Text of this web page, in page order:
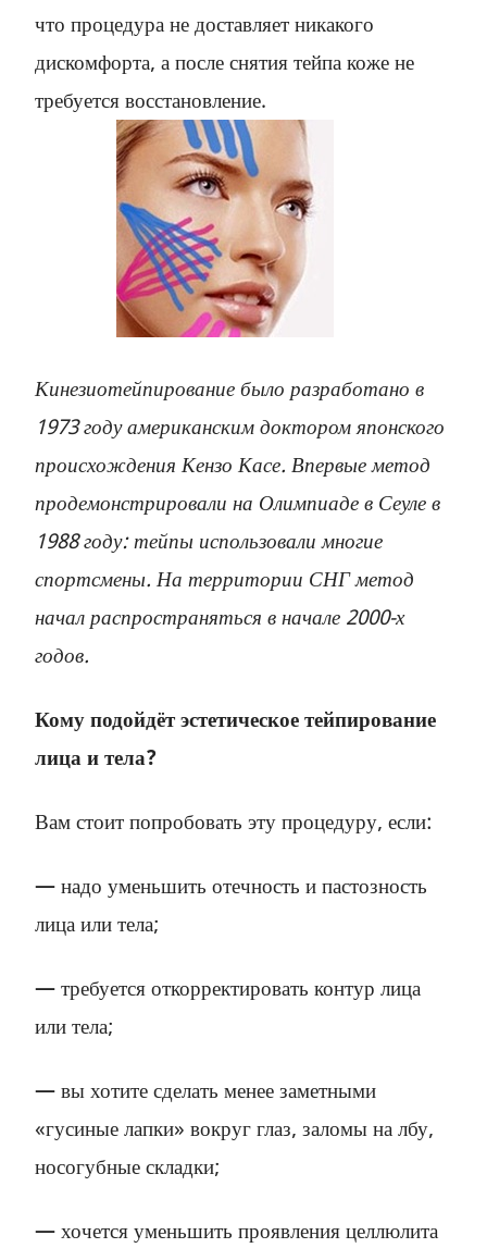
что процедура не доставляет никакого
дискомфорта, а после снятия тейпа коже не
требуется восстановление.
Кинезиотейпирование было разработано в
1973 году американским доктором японского
происхождения Кензо Касе. Впервые метод
продемонстрировали на Олимпиаде в Сеуле в
1988 году: тейпы использовали многие
спортсмены. На территории СНГ метод
начал распространяться в начале 2000-х
годов.
Кому подойдёт эстетическое тейпирование
лица и тела?
Вам стоит попробовать эту процедуру, если:
— надо уменьшить отечность и пастозность
лица или тела;
— требуется откорректировать контур лица
или тела;
— вы хотите сделать менее заметными
«гусиные лапки» вокруг глаз, заломы на лбу,
носогубные складки;
— хочется уменьшить проявления целлюлита